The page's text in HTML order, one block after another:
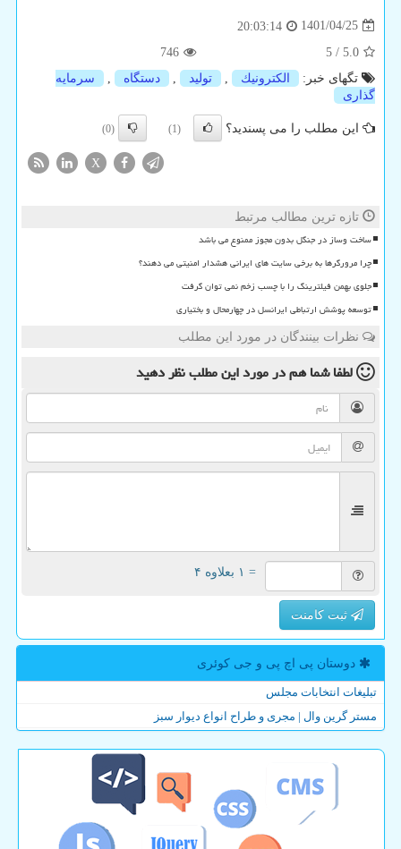
1401/04/25
20:03:14
5.0
/
5
746
تگهای خبر:
الكترونیك , تولید , دستگاه ,
سرمایه
گذاری
این مطلب را می پسندید؟ (1)
(0)
X
تازه ترین مطالب مرتبط
ساخت وساز در جنگل بدون مجوز ممنوع می باشد
چرا مرورگرها به برخی سایت های ایرانی هشدار امنیتی می دهند؟
جلوی بهمن فیلترینگ را با چسب زخم نمی توان گرفت
توسعه پوشش ارتباطی ایرانسل در چهارمحال و بختیاری
نظرات بینندگان در مورد این مطلب
لطفا شما همدر مورد این مطلبنظر دهید
= ۱ بعلاوه ۴
ثبت کامنت
دوستان پی اچ پی و جی كوئری
تبلیغات انتخابات مجلس
مستر گرین وال | مجری و طراح انواع دیوار سبز